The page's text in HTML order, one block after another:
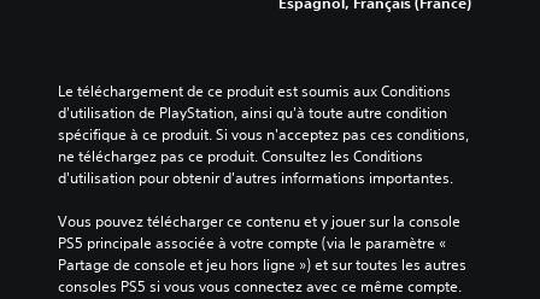
Le téléchargement de ce produit est soumis aux Conditions
d'utilisation de PlayStation, ainsi qu'à toute autre condition
spécifique à ce produit. Si vous n'acceptez pas ces conditions,
ne téléchargez pas ce produit. Consultez les Conditions
d'utilisation pour obtenir d'autres informations importantes.
Vous pouvez télécharger ce contenu et y jouer sur la console
PS5 principale associée à votre compte (via le paramètre «
Partage de console et jeu hors ligne ») et sur toutes les autres
consoles PS5 si vous vous connectez avec ce même compte.